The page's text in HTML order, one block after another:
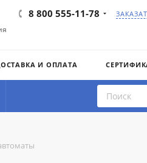
8 800 555-11-78
И ОПЛАТА